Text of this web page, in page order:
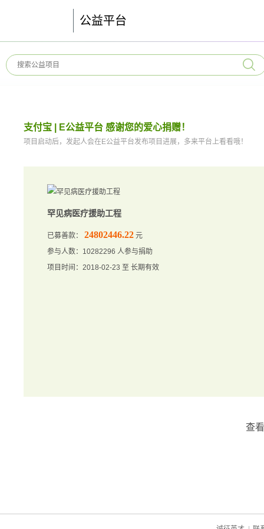
公益平台
支付宝 | E公益平台 感谢您的爱心捐赠！
项目启动后，发起人会在E公益平台发布项目进展，多来平台上看看哦！
罕见病医疗援助工程
已募善款： 24802446.22 元
参与人数：10282296 人参与捐助
项目时间：2018-02-23 至 长期有效
查看